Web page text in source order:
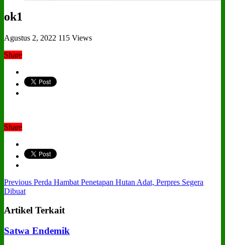
ok1
Agustus 2, 2022 115 Views
Share
Share
Previous Perda Hambat Penetapan Hutan Adat, Perpres Segera
Dibuat
Artikel Terkait
Satwa Endemik